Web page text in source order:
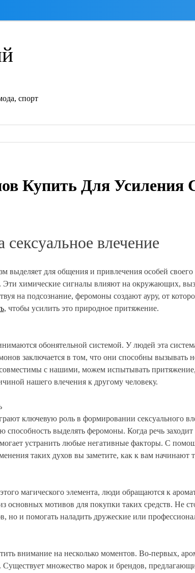
спорт
Купить Для Усиления
влечение
для общения и привлечения особей
химические сигналы влияют на окружающих,
на подсознание, феромоны создают ауру, от
, чтобы усилить это природное притяжение.
обонятельной системой. У людей эта
заключается в том, что они способны
с нашими, можем испытывать
нашего влечения к другому человеку.
ключевую роль в формировании сексуального
способность выделять феромоны. Когда речь
устранить любые негативные факторы. С
таких духов вы заметите, как к вам начинают
магического элемента, люди обращаются к
основных мотивов для покупки таких средств. Не
но и помогать наладить дружеские или
внимание на несколько моментов. Во-первых,
Существует множество марок и брендов,